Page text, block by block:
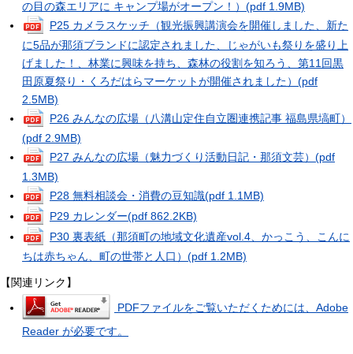
の目の森エリアに キャンプ場がオープン！） (pdf 1.9MB)
P25 カメラスケッチ（観光振興講演会を開催しました、新た
に5品が那須ブランドに認定されました、じゃがいも祭りを盛り上
げました！、林業に興味を持ち、森林の役割を知ろう、第11回黒
田原夏祭り・くろだはらマーケットが開催されました） (pdf
2.5MB)
P26 みんなの広場（八溝山定住自立圏連携記事 福島県塙町）
(pdf 2.9MB)
P27 みんなの広場（魅力づくり活動日記・那須文芸） (pdf
1.3MB)
P28 無料相談会・消費の豆知識(pdf 1.1MB)
P29 カレンダー(pdf 862.2KB)
P30 裏表紙（那須町の地域文化遺産vol.4、かっこう、こんに
ちは赤ちゃん、町の世帯と人口） (pdf 1.2MB)
【関連リンク】
PDFファイルをご覧いただくためには、Adobe
Reader が必要です。